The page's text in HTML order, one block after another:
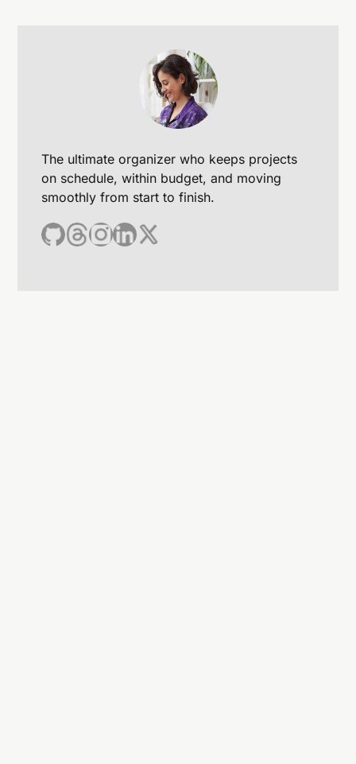
The ultimate organizer who keeps projects
on schedule, within budget, and moving
smoothly from start to finish.